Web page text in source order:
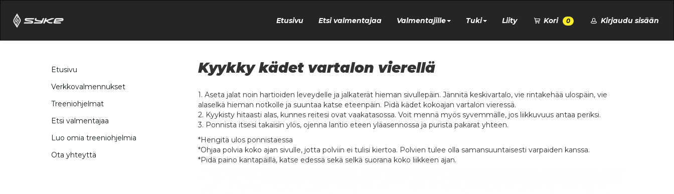
Etusivu Etsi valmentajaa Valmentajille Tuki Liity Kori 0 Kirjaudu sisään
Etusivu
Verkkovalmennukset
Treeniohjelmat
Etsi valmentajaa
Luo omia treeniohjelmia
Ota yhteyttä
Kyykky kädet vartalon vierellä
1. Aseta jalat noin hartioiden leveydelle ja jalkaterät hieman sivullepäin. Jännitä keskivartalo, vie rintakehää ulospäin, vie
alaselkä hieman notkolle ja suuntaa katse eteenpäin. Pidä kädet kokoajan vartalon vieressä.
2. Kyykisty hitaasti alas, kunnes reitesi ovat vaakatasossa. Voit mennä myös syvemmälle, jos liikkuvuus antaa periksi.
3. Ponnista itsesi takaisin ylös, ojenna lantio eteen yläasennossa ja purista pakarat yhteen.
*Hengitä ulos ponnistaessa
*Ohjaa polvia koko ajan sivulle, jotta polviin ei tulisi kiertoa. Polvien tulee olla samansuuntaisesti varpaiden kanssa.
*Pidä paino kantapäillä, katse edessä sekä selkä suorana koko liikkeen ajan.